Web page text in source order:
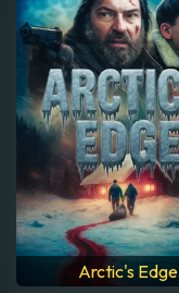
Arctic's Edge